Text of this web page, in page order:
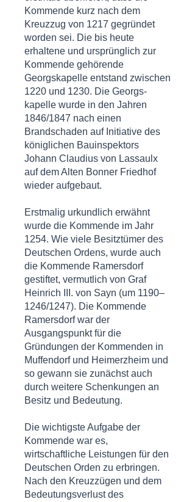
Kommende kurz nach dem
Kreuzzug von 1217 gegründet
worden sei. Die bis heute
erhaltene und ursprünglich zur
Kommende gehörende
Georgskapelle entstand zwischen
1220 und 1230. Die Georgs-
kapelle wurde in den Jahren
1846/1847 nach einen
Brandschaden auf Initiative des
königlichen Bauinspektors
Johann Claudius von Lassaulx
auf dem Alten Bonner Friedhof
wieder aufgebaut.
Erstmalig urkundlich erwähnt
wurde die Kommende im Jahr
1254. Wie viele Besitztümer des
Deutschen Ordens, wurde auch
die Kommende Ramersdorf
gestiftet, vermutlich von Graf
Heinrich III. von Sayn (um 1190–
1246/1247). Die Kommende
Ramersdorf war der
Ausgangspunkt für die
Gründungen der Kommenden in
Muffendorf und Heimerzheim und
so gewann sie zunächst auch
durch weitere Schenkungen an
Besitz und Bedeutung.
Die wichtigste Aufgabe der
Kommende war es,
wirtschaftliche Leistungen für den
Deutschen Orden zu erbringen.
Nach den Kreuzzügen und dem
Bedeutungsverlust des